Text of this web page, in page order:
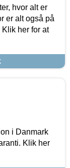
hvor alt er
er alt også på
Klik her for at
i Danmark
Klik her